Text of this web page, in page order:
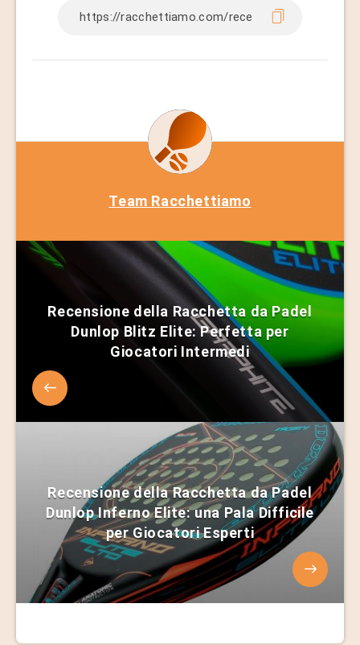
Team Racchettiamo
Recensione della Racchetta da Padel
Dunlop Blitz Elite: Perfetta per
Giocatori Intermedi
Recensione della Racchetta da Padel
Dunlop Inferno Elite: una Pala Difficile
per Giocatori Esperti